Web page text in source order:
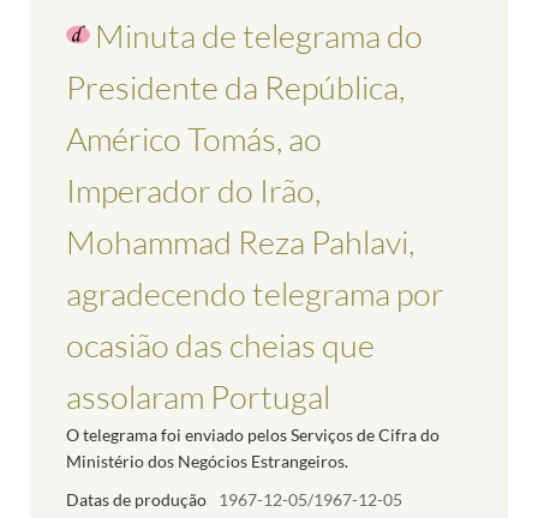
Minuta de telegrama do
Presidente da República,
Américo Tomás, ao
Imperador do Irão,
Mohammad Reza Pahlavi,
agradecendo telegrama por
ocasião das cheias que
assolaram Portugal
O telegrama foi enviado pelos Serviços de Cifra do
Ministério dos Negócios Estrangeiros.
Datas de produção
1967-12-05/1967-12-05